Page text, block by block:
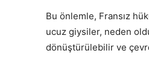
Bu önlemle, Fransız
ucuz giysiler, neden
dönüştürülebilir ve